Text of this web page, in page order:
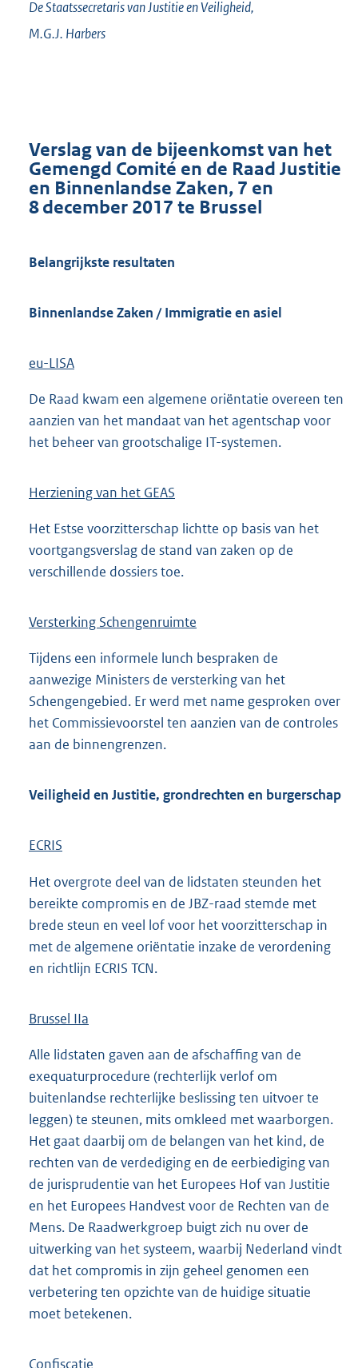
De Staatssecretaris van Justitie en Veiligheid,
M.G.J. Harbers
Verslag van de bijeenkomst van het
Gemengd Comité en de Raad Justitie
en Binnenlandse Zaken, 7 en
8 december 2017 te Brussel
Belangrijkste resultaten
Binnenlandse Zaken / Immigratie en asiel
eu-LISA
De Raad kwam een algemene oriëntatie overeen ten
aanzien van het mandaat van het agentschap voor
het beheer van grootschalige IT-systemen.
Herziening van het GEAS
Het Estse voorzitterschap lichtte op basis van het
voortgangsverslag de stand van zaken op de
verschillende dossiers toe.
Versterking Schengenruimte
Tijdens een informele lunch bespraken de
aanwezige Ministers de versterking van het
Schengengebied. Er werd met name gesproken over
het Commissievoorstel ten aanzien van de controles
aan de binnengrenzen.
Veiligheid en Justitie, grondrechten en burgerschap
ECRIS
Het overgrote deel van de lidstaten steunden het
bereikte compromis en de JBZ-raad stemde met
brede steun en veel lof voor het voorzitterschap in
met de algemene oriëntatie inzake de verordening
en richtlijn ECRIS TCN.
Brussel IIa
Alle lidstaten gaven aan de afschaffing van de
exequaturprocedure (rechterlijk verlof om
buitenlandse rechterlijke beslissing ten uitvoer te
leggen) te steunen, mits omkleed met waarborgen.
Het gaat daarbij om de belangen van het kind, de
rechten van de verdediging en de eerbiediging van
de jurisprudentie van het Europees Hof van Justitie
en het Europees Handvest voor de Rechten van de
Mens. De Raadwerkgroep buigt zich nu over de
uitwerking van het systeem, waarbij Nederland vindt
dat het compromis in zijn geheel genomen een
verbetering ten opzichte van de huidige situatie
moet betekenen.
Confiscatie